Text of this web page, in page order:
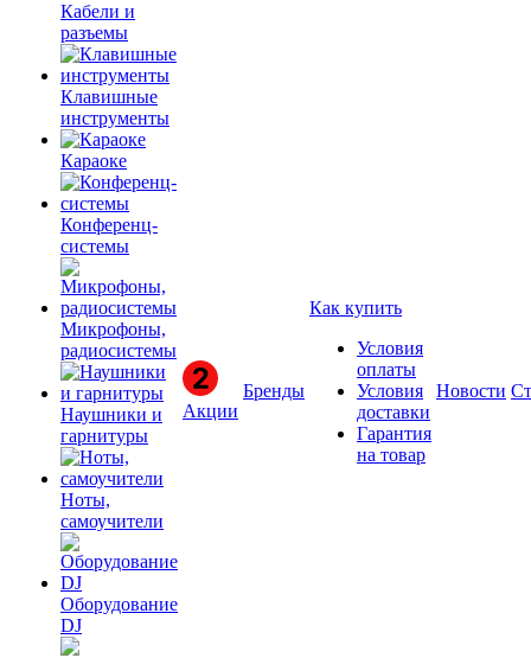
Кабели и
разъемы
Клавишные
инструменты
Караоке
Конференц-
системы
Микрофоны,
радиосистемы
Наушники и
гарнитуры
Ноты,
самоучители
Оборудование
DJ
Акции
Бренды
Как купить
Условия
оплаты
Условия
доставки
Гарантия
на товар
Новости